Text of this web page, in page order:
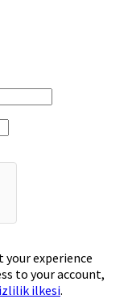
your experience
to your account,
ilkesi.